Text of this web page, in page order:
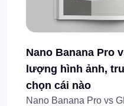
Nano Banana Pro
lượng hình ảnh,
chọn cái nào
Nano Banana Pro vs